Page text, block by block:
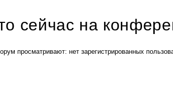
сейчас на
просматривают: нет зарегистрированных